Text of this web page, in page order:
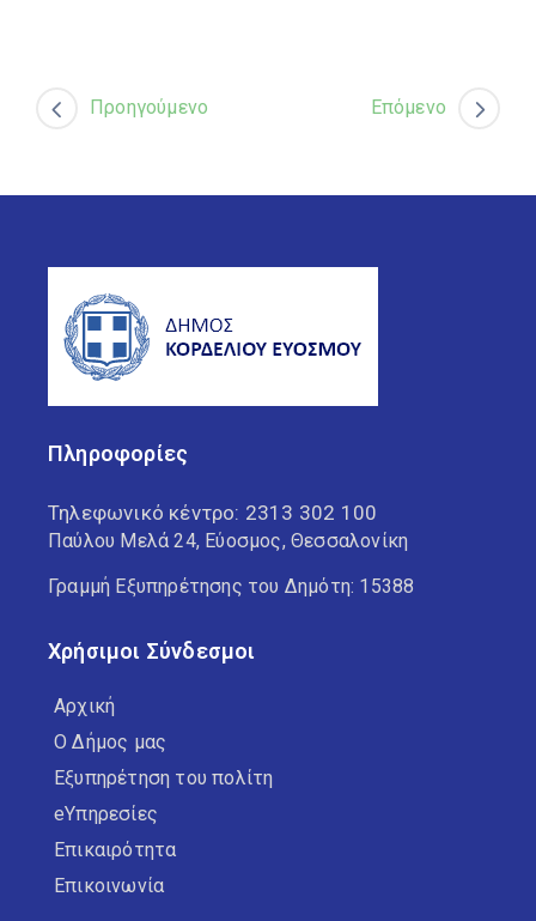
Προηγούμενο Επόμενο
Πληροφορίες
Τηλεφωνικό κέντρο: 2313 302 100
Παύλου Μελά 24, Εύοσμος, Θεσσαλονίκη
Γραμμή Εξυπηρέτησης του Δημότη: 15388
Χρήσιμοι Σύνδεσμοι
Αρχική
Ο Δήμος μας
Εξυπηρέτηση του πολίτη
eΥπηρεσίες
Επικαιρότητα
Επικοινωνία